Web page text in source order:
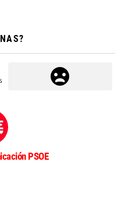
PSOE